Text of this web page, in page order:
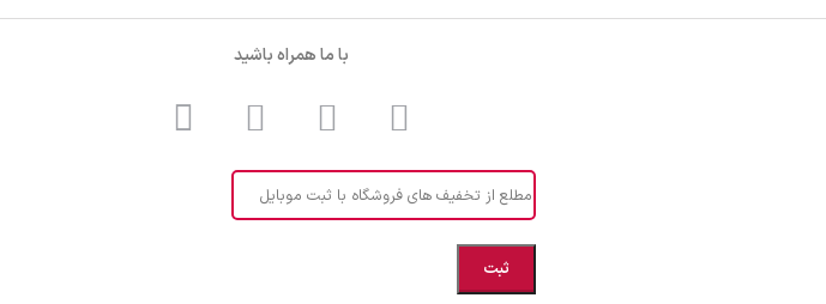
با ما همراه باشید
مطلع از تخفیف های فروشگاه با ثبت موبایل